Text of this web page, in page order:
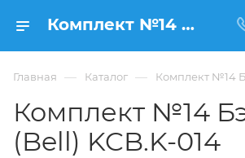
Комплект №14 Бэлл (Bell) KCB.K-014 купить в Москве, цена 28 771 ₽. - интернет-магазин ФРАНКОМ
Главная — Каталог — Комплект №14
Комплект №14
(Bell) KCB.K-014